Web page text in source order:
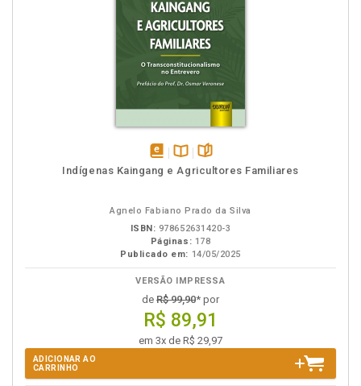
disponívelDisponível
páginas
Indígenas Kaingang e Agricultores Familiares
Agnelo Fabiano Prado da Silva
ISBN: 978652631420-3
Páginas: 178
Publicado em: 14/05/2025
VERSÃO IMPRESSA
de R$ 99,90* por
R$ 89,91
em 3x de R$ 29,97
ADICIONAR AO
CARRINHO